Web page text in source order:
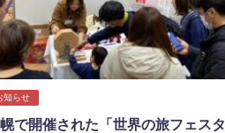
知らせ
で開催された「世界の旅フェスタ